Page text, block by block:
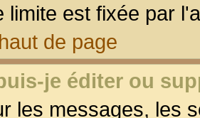
limite est fixée par
de page
je éditer ou
les messages, les